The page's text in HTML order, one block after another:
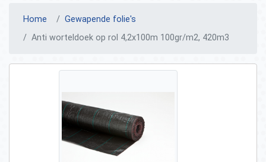
Home
Gewapende folie's
Anti worteldoek op rol 4,2x100m 100gr/m2, 420m3